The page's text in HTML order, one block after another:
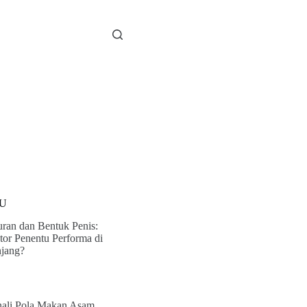
dan Bentuk Penis:
Penentu Performa di